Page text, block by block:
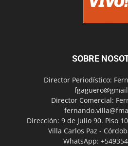
SOBRE
Director Periodístico:
Director Comercial:
Dirección: 9 de Julio 90. Piso
Villa Carlos Paz -
WhatsApp: